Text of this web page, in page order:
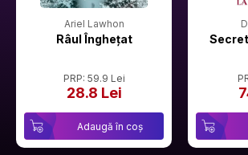
Ariel Lawhon
Râul Înghețat
PRP: 59.9 Lei
28.8 Lei
Adaugă în coș